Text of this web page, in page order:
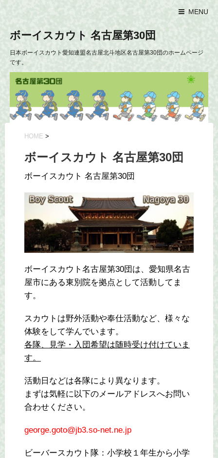
MENU
ボーイスカウト 名古屋第30団
日本ボーイスカウト愛知連盟名古屋北斗地区名古屋第30団のホームページ
です。
HOME >
ボーイスカウト 名古屋第30団
ボーイスカウト 名古屋第30団
ボーイスカウト名古屋第30団は、愛知県名古
屋市にある東別院を拠点として活動してま
す。
スカウトは野外活動や奉仕活動など、様々な
体験をして学んでいます。
各隊、見学・入団希望は随時受け付けていま
す。
活動日などは各隊により異なります。
まずは気軽に以下のメールアドレスへお問い
合わせください。
george.goto@jb3.so-net.ne.jp
ビーバースカウト隊：小学校１年生から小学